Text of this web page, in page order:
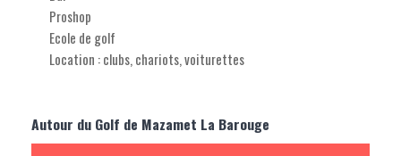
Proshop
Ecole de golf
Location : clubs, chariots, voiturettes
Autour du Golf de Mazamet La Barouge